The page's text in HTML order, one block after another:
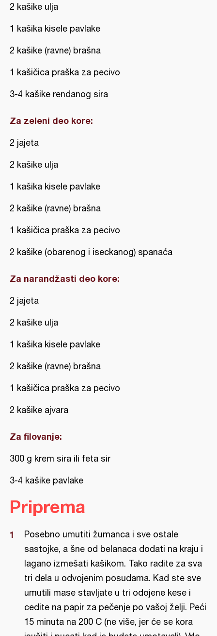
2 kašike ulja
1 kašika kisele pavlake
2 kašike (ravne) brašna
1 kašičica praška za pecivo
3-4 kašike rendanog sira
Za zeleni deo kore:
2 jajeta
2 kašike ulja
1 kašika kisele pavlake
2 kašike (ravne) brašna
1 kašičica praška za pecivo
2 kašike (obarenog i iseckanog) spanaća
Za narandžasti deo kore:
2 jajeta
2 kašike ulja
1 kašika kisele pavlake
2 kašike (ravne) brašna
1 kašičica praška za pecivo
2 kašike ajvara
Za filovanje:
300 g krem sira ili feta sir
3-4 kašike pavlake
Priprema
Posebno umutiti žumanca i sve ostale
sastojke, a šne od belanaca dodati na kraju i
lagano izmešati kašikom. Tako radite za sva
tri dela u odvojenim posudama. Kad ste sve
umutili mase stavljate u tri odojene kese i
cedite na papir za pečenje po vašoj želji. Peći
15 minuta na 200 C (ne više, jer će se kora